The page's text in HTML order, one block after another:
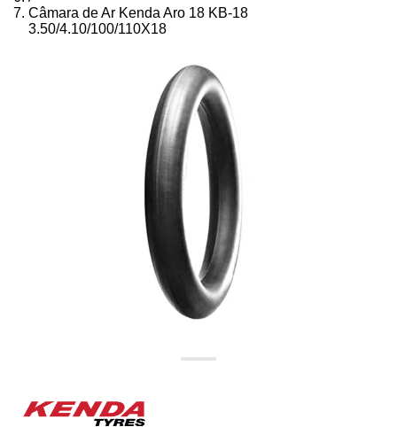
Câmara de Ar Kenda Aro 18 KB-18
3.50/4.10/100/110X18